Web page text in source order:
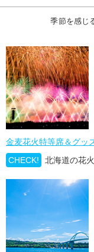
季節を感じ
金麦花火特等席＆グッ
CHECK!
北海道の花